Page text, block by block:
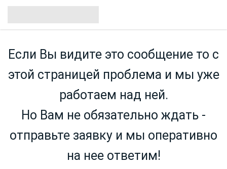
Если Вы видите это сообщение то с
этой страницей проблема и мы уже
работаем над ней.
Но Вам не обязательно ждать -
отправьте заявку и мы оперативно
на нее ответим!